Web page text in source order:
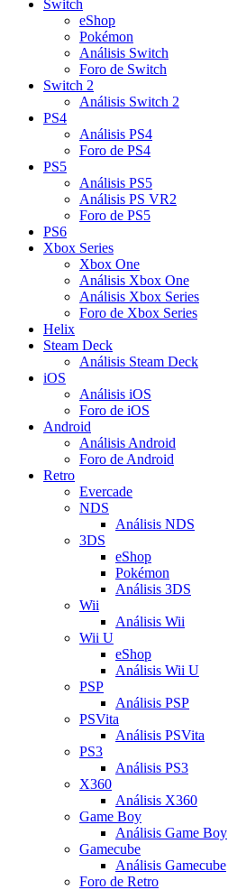
Switch
eShop
Pokémon
Análisis Switch
Foro de Switch
Switch 2
Análisis Switch 2
PS4
Análisis PS4
Foro de PS4
PS5
Análisis PS5
Análisis PS VR2
Foro de PS5
PS6
Xbox Series
Xbox One
Análisis Xbox One
Análisis Xbox Series
Foro de Xbox Series
Helix
Steam Deck
Análisis Steam Deck
iOS
Análisis iOS
Foro de iOS
Android
Análisis Android
Foro de Android
Retro
Evercade
NDS
Análisis NDS
3DS
eShop
Pokémon
Análisis 3DS
Wii
Análisis Wii
Wii U
eShop
Análisis Wii U
PSP
Análisis PSP
PSVita
Análisis PSVita
PS3
Análisis PS3
X360
Análisis X360
Game Boy
Análisis Game Boy
Gamecube
Análisis Gamecube
Foro de Retro